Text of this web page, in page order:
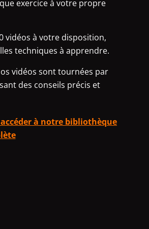
exercice à votre propre
vidéos à votre disposition,
techniques à apprendre.
vidéos sont tournées par
des conseils précis et
à notre bibliothèque